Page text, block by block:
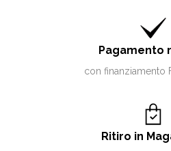
Pagamento
con finanziamento
Ritiro in